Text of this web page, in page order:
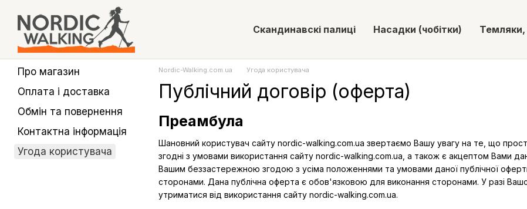
Перейти до основного контенту
Скандинавскі палиці Насадки (чобітки) Темляки,
Nordic-Walking.com.ua Угода користувача
Публічний договір (оферта)
Преамбула
Шановний користувач сайту nordic-walking.com.ua звертаємо Вашу увагу на те, що
згодні з умовами використання сайту nordic-walking.com.ua, а також є акцептом Вами
Вашим беззастережною згодою з усіма положеннями та умовами даної публічної
сторонами. Дана публічна оферта є обов'язковою для виконання сторонами. У разі
утриматися від використання сайту nordic-walking.com.ua.
Про магазин
Оплата і доставка
Обмін та повернення
Контактна інформація
Угода користувача